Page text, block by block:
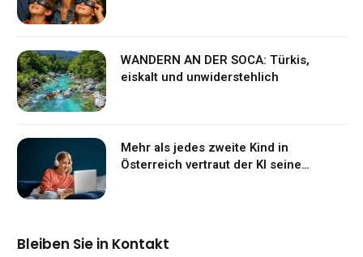
WANDERN AN DER SOCA: Türkis,
eiskalt und unwiderstehlich
Mehr als jedes zweite Kind in
Österreich vertraut der KI seine
Bleiben Sie in Kontakt